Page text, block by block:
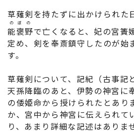
草薙剣を持たずに出かけられた
能褒野
のぼの
で亡くなると、妃の宮簀
定め、剣を奉斎鎮守したのが始
す。
草薙剣について、記紀（古事記
天孫降臨のあと、伊勢の神宮に
の倭姫命から授けられたとあり
か、宮中から神宮に伝えられて
り、あまり詳細な記述はありま